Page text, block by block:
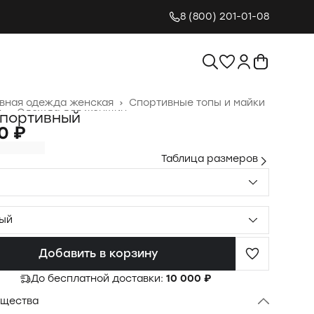
8 (800) 201-01-08
Спортивные топы и майки
одежда женская ›
Одежда для женщин
›
₽
Таблица размеров
Добавить в корзину
До бесплатной доставки: 10 000 ₽